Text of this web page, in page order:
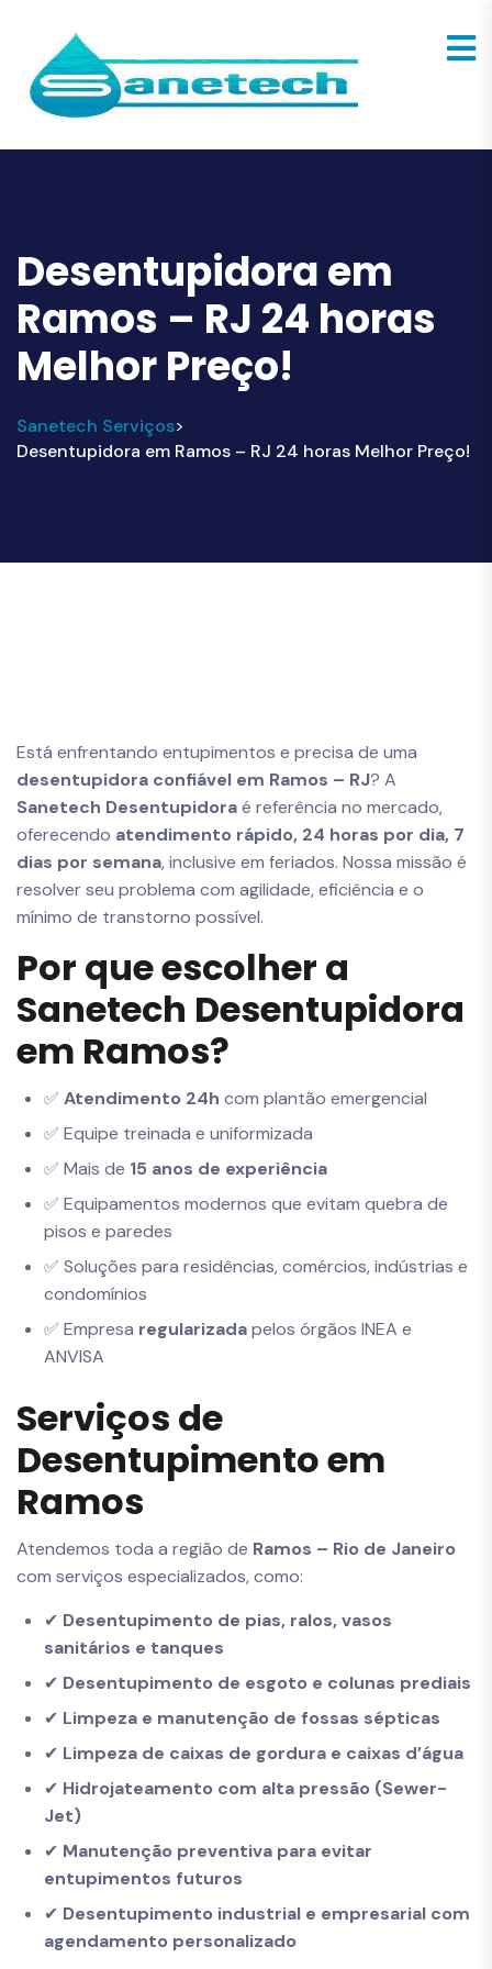
Desentupidora em
Ramos – RJ 24 horas
Melhor Preço!
Sanetech Serviços>
Desentupidora em Ramos – RJ 24 horas Melhor Preço!
Está enfrentando entupimentos e precisa de uma
desentupidora confiável em Ramos – RJ? A
Sanetech Desentupidoraé referência no mercado,
oferecendo atendimento rápido, 24 horas por dia, 7
dias por semana, inclusive em feriados. Nossa missão é
resolver seu problema com agilidade, eficiência e o
mínimo de transtorno possível.
Por que escolher a
Sanetech Desentupidora
em Ramos?
✅ Atendimento 24h com plantão emergencial
✅ Equipe treinada e uniformizada
✅ Mais de 15 anos de experiência
✅ Equipamentos modernos que evitam quebra de
pisos e paredes
✅ Soluções para residências, comércios, indústrias e
condomínios
✅ Empresa regularizadapelos órgãos INEA e
ANVISA
Serviços de
Desentupimento em
Ramos
Atendemos toda a região de Ramos – Rio de Janeiro
com serviços especializados, como:
✔ Desentupimento de pias, ralos, vasos
sanitários e tanques
✔ Desentupimento de esgoto e colunas prediais
✔ Limpeza e manutenção de fossas sépticas
✔ Limpeza de caixas de gordura e caixas d’água
✔ Hidrojateamento com alta pressão (Sewer-
Jet)
✔ Manutenção preventiva para evitar
entupimentos futuros
✔ Desentupimento industrial e empresarial com
agendamento personalizado